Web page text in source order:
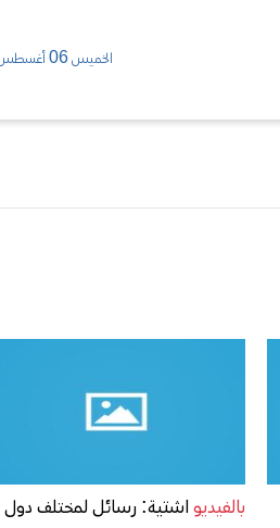
الخميس 06 أغسطس/ 2026
بالفيديو اشتية: رسائل لمختلف دول